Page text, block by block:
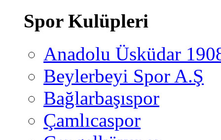
Spor Kulüpleri
Anadolu Üsküdar
Beylerbeyi Spor A.Ş
Bağlarbaşıspor
Çamlıcaspor